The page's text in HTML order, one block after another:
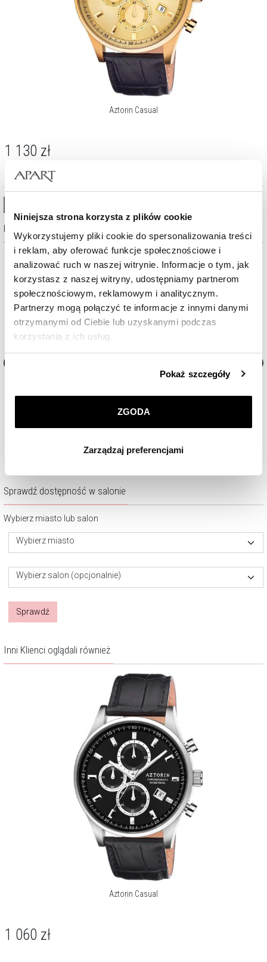
Niniejsza strona korzysta z plików cookie
Wykorzystujemy pliki cookie do spersonalizowania treści
i reklam, aby oferować funkcje społecznościowe i
analizować ruch w naszej witrynie. Informacje o tym, jak
korzystasz z naszej witryny, udostępniamy partnerom
społecznościowym, reklamowym i analitycznym.
Partnerzy mogą połączyć te informacje z innymi danymi
otrzymanymi od Ciebie lub uzyskanymi podczas
korzystania z ich usług.
przez nas plików cookie znajdziesz wPolityce
prywatności.
korzystamy. Możesz również wybrać jaki rodzaj plików
dokonać zmiany wybranych przez Ciebie plików cookie.
Pokaż szczegóły
ZGODA
Zarządzaj preferencjami
Aztorin Casual
1 130 zł
Najczęściej wybierane
Nowość Nowość
Zegarek męski Aztorin
Sprawdź dostępność w salonie
Wybierz miasto lub salon
Wybierz miasto
Wybierz salon (opcjonalnie)
Sprawdź
Inni Klienci oglądali również
Aztorin Casual
1 060 zł